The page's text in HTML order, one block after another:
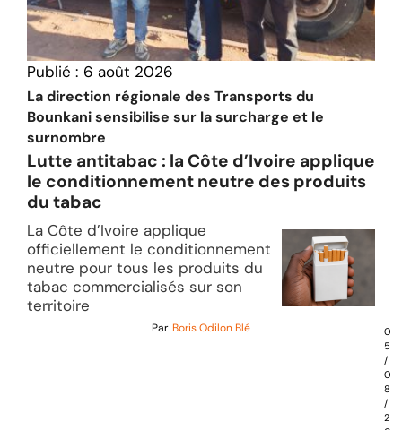
Publié : 6 août 2026
La direction régionale des Transports du
Bounkani sensibilise sur la surcharge et le
surnombre
Lutte antitabac : la Côte d’Ivoire applique
le conditionnement neutre des produits
du tabac
La Côte d’Ivoire applique
officiellement le conditionnement
neutre pour tous les produits du
tabac commercialisés sur son
territoire
Par Boris Odilon Blé
0
5
/
0
8
/
2